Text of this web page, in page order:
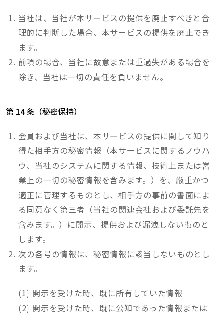
当社は、当社が本サービスの提供を廃止すべきと合
理的に判断した場合、本サービスの提供を廃止でき
ます。
前項の場合、当社に故意または重過失がある場合を
除き、当社は一切の責任を負いません。
第 14 条（秘密保持）
会員および当社は、本サービスの提供に関して知り
得た相手方の秘密情報（本サービスに関するノウハ
ウ、当社のシステムに関する情報、技術上または営
業上の一切の秘密情報を含みます。）を、厳重かつ
適正に管理するものとし、相手方の事前の書面によ
る同意なく第三者（当社の関連会社および委託先を
含みます。）に開示、提供および漏洩しないものと
します。
次の各号の情報は、秘密情報に該当しないものとし
ます。
開示を受けた時、既に所有していた情報
開示を受けた時、既に公知であった情報または